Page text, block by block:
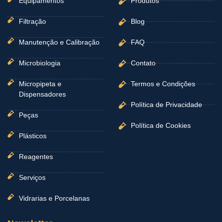
Filtração
Manutenção e Calibração
Microbiologia
Micropipeta e
Dispensadores
Peças
Plásticos
Reagentes
Serviços
Vidrarias e Porcelanas
Blog
FAQ
Contato
Termos e Condições
Política de Privacidade
Política de Cookies